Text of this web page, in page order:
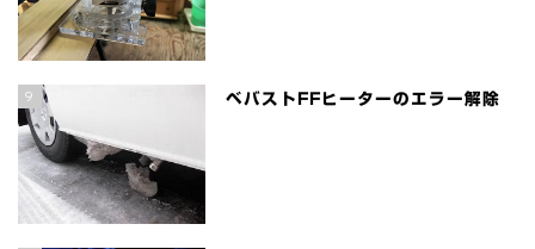
9 ベバストFFヒーターのエラー解除